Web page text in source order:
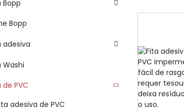
Bopp
Bopp
adesiva
Washi
de PVC
adesiva de PVC